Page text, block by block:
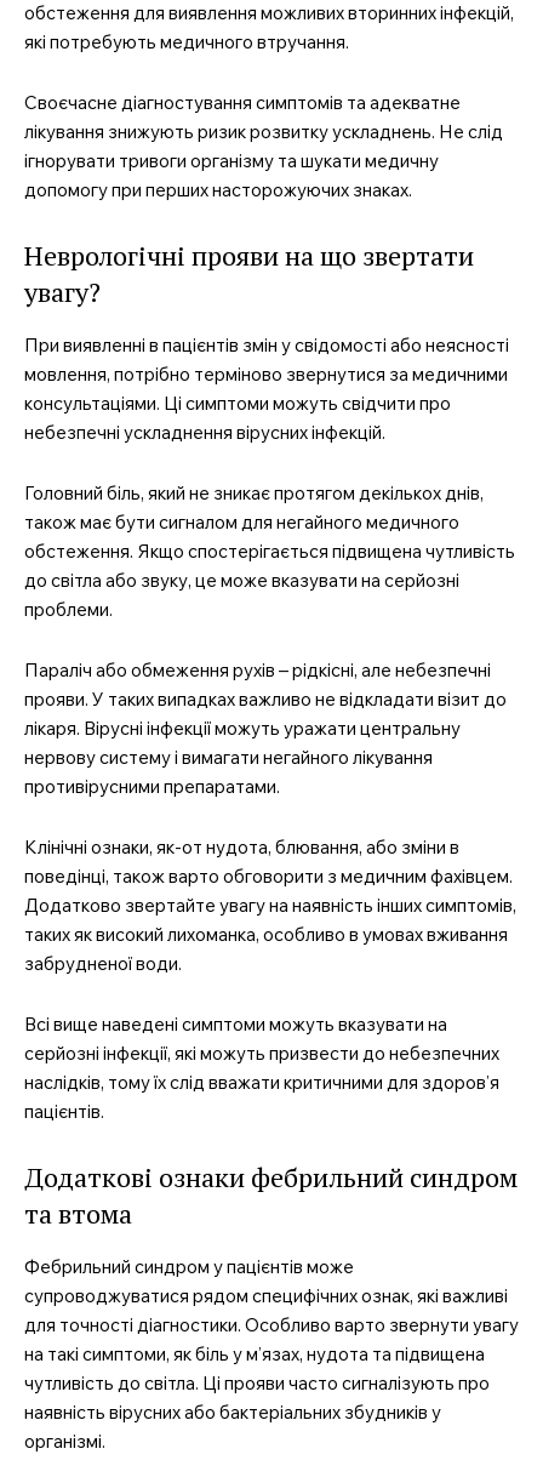
професійний медичний
портал
Company
Про нас
Підписка
Мій акаунт
Медичні книги
обстеження для виявлення можливих вторинних інфекцій,
які потребують медичного втручання.
Своєчасне діагностування симптомів та адекватне
лікування знижують ризик розвитку ускладнень. Не слід
ігнорувати тривоги організму та шукати медичну
допомогу при перших насторожуючих знаках.
Неврологічні прояви на що звертати
увагу?
При виявленні в пацієнтів змін у свідомості або неясності
мовлення, потрібно терміново звернутися за медичними
консультаціями. Ці симптоми можуть свідчити про
небезпечні ускладнення вірусних інфекцій.
Головний біль, який не зникає протягом декількох днів,
також має бути сигналом для негайного медичного
обстеження. Якщо спостерігається підвищена чутливість
до світла або звуку, це може вказувати на серйозні
проблеми.
Параліч або обмеження рухів – рідкісні, але небезпечні
прояви. У таких випадках важливо не відкладати візит до
лікаря. Вірусні інфекції можуть уражати центральну
нервову систему і вимагати негайного лікування
противірусними препаратами.
Клінічні ознаки, як-от нудота, блювання, або зміни в
поведінці, також варто обговорити з медичним фахівцем.
Додатково звертайте увагу на наявність інших симптомів,
таких як високий лихоманка, особливо в умовах вживання
забрудненої води.
Всі вище наведені симптоми можуть вказувати на
серйозні інфекції, які можуть призвести до небезпечних
наслідків, тому їх слід вважати критичними для здоров’я
пацієнтів.
Додаткові ознаки фебрильний синдром
та втома
Фебрильний синдром у пацієнтів може
супроводжуватися рядом специфічних ознак, які важливі
для точності діагностики. Особливо варто звернути увагу
на такі симптоми, як біль у м’язах, нудота та підвищена
чутливість до світла. Ці прояви часто сигналізують про
наявність вірусних або бактеріальних збудників у
організмі.